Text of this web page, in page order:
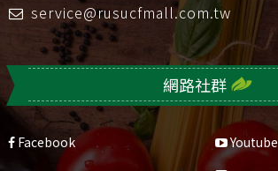
service@rusucfmall.com.tw
網路社群
Facebook
Youtube